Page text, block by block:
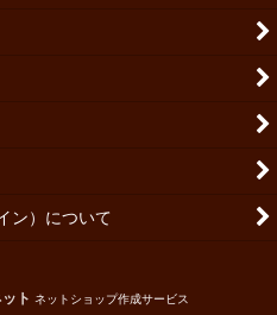
ン）について
ト ネットショップ作成サービス